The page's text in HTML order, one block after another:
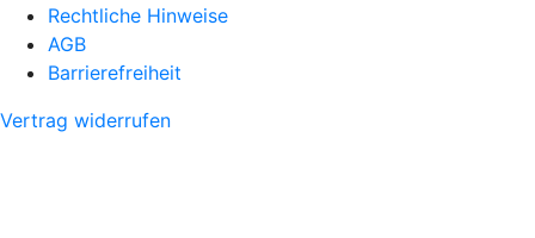
Rechtliche Hinweise
AGB
Barrierefreiheit
Vertrag widerrufen